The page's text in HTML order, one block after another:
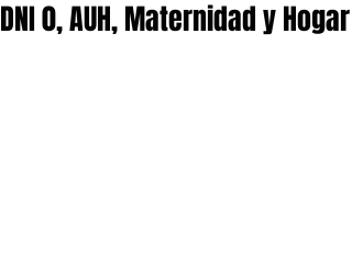
DNI 0, AUH, Maternidad y Hogar